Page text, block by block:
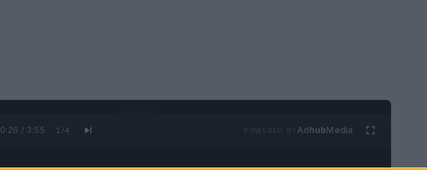
0:27 / 3:55 1 /4 POWERED BY AdhubMedia